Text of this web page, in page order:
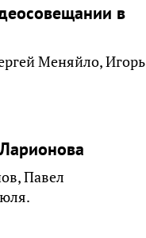
в
Меняйло, Игорь
Павел